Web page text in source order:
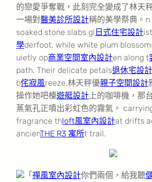
的戀愛爭奪戰，此刻完全變成了林天
一場對醫美診所設計稱的美學祭典。
soaked stone slabs gl 日式住宅設計
學derfoot, while white plum
uietly op商業空間室內設計en along t
path. Their delicate petals退休宅設計
b侘寂風reeze,林天秤優親子空間設計
操作她吧檯遊艇設計上的咖啡機，那
蒸氣孔正噴出彩虹色的霧氣。
fragrance thloft風室內設計at drifts
ancienTHE R3 寓所t trail.
「 禪風室內設計你們兩個，給我聽